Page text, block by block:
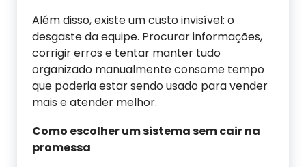
Além disso, existe um custo invisível: o
desgaste da equipe. Procurar informações,
corrigir erros e tentar manter tudo
organizado manualmente consome tempo
que poderia estar sendo usado para vender
mais e atender melhor.
Como escolher um sistema sem cair na
promessa